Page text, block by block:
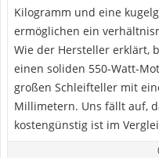
Kilogramm und eine
ermöglichen ein
Wie der Hersteller erklärt,
einen soliden 550-Watt-
großen Schleifteller mit
Millimetern. Uns fällt auf,
kostengünstig ist im